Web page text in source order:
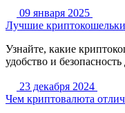
09 января 2025
Лучшие криптокошельки
Узнайте, какие
удобство и
23 декабря 2024
Чем криптовалюта